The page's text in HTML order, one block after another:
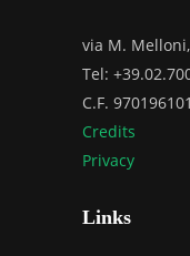
via M.
Tel:
C.F.
Credits
Privacy
Links